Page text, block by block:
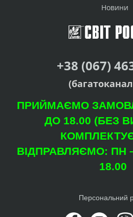
Новини
+38 (067)
ПРИЙМАЄМО
ДО 18.00 (БЕЗ
ВІДПРАВЛЯЄМО: ПН
18.00
Персональний